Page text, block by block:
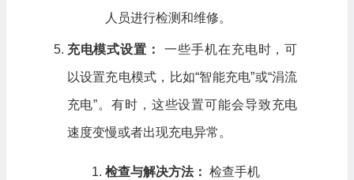
人员进行检测和维修。
充电模式设置： 一些手机在充电时，可
以设置充电模式，比如“智能充电”或“涓流
充电”。有时，这些设置可能会导致充电
速度变慢或者出现充电异常。
检查与解决方法： 检查手机